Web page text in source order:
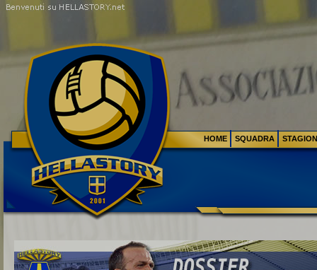
HOME SQUADRA